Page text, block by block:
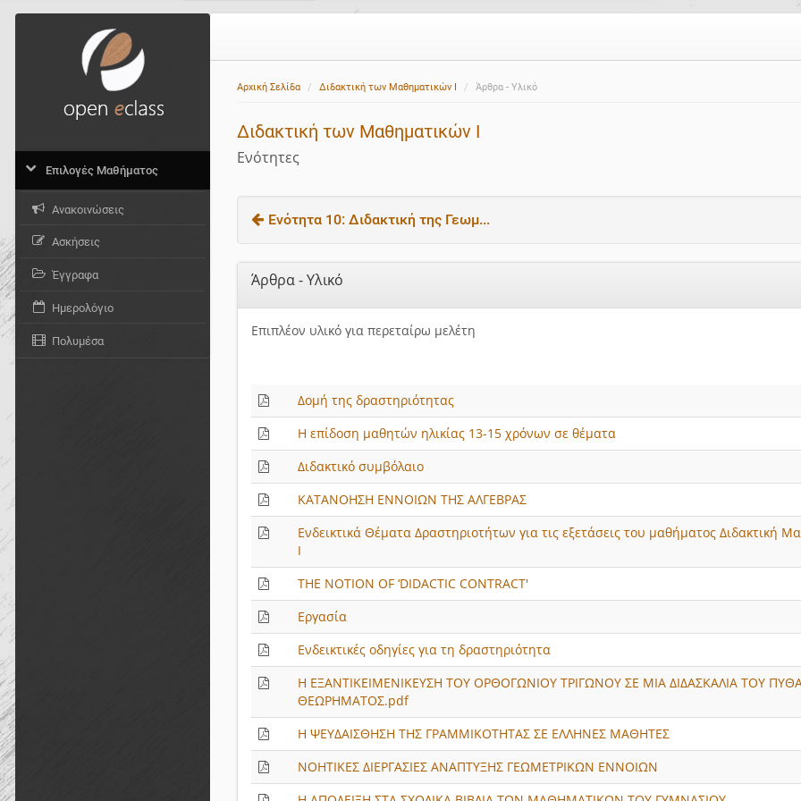
Αρχική Σελίδα Διδακτική των Μαθηματικών Ι Άρθρα - Υλικό
Διδακτική των Μαθηματικών Ι
Ενότητες
Ενότητα 10: Διδακτική της Γεωμ...
Άρθρα - Υλικό
Επιπλέον υλικό για περεταίρω μελέτη
Δομή της δραστηριότητας
Η επίδοση µαθητών ηλικίας 13-15 χρόνων σε θέµατα
Διδακτικό συμβόλαιο
ΚΑΤΑΝΟΗΣΗ ΕΝΝΟΙΩΝ ΤΗΣ ΑΛΓΕΒΡΑΣ
Ενδεικτικά Θέματα Δραστηριοτήτων για τις εξετάσεις του μαθήματος Διδακτική
Ι
THE NOTION OF ‘DIDACTIC CONTRACT'
Εργασία
Ενδεικτικές οδηγίες για τη δραστηριότητα
Η ΕΞΑΝΤΙΚΕΙΜΕΝΙΚΕΥΣΗ ΤΟΥ ΟΡΘΟΓΩΝΙΟΥ ΤΡΙΓΩΝΟΥ ΣΕ ΜΙΑ ∆Ι∆ΑΣΚΑΛΙΑ ΤΟΥ
ΘΕΩΡΗΜΑΤΟΣ.pdf
Η ΨΕΥ∆ΑΙΣΘΗΣΗ ΤΗΣ ΓΡΑΜΜΙΚΟΤΗΤΑΣ ΣΕ ΕΛΛΗΝΕΣ ΜΑΘΗΤΕΣ
ΝΟΗΤΙΚΕΣ ∆ΙΕΡΓΑΣΙΕΣ ΑΝΑΠΤΥΞΗΣ ΓΕΩΜΕΤΡΙΚΩΝ ΕΝΝΟΙΩΝ
Επιλογές Μαθήματος
Ανακοινώσεις
Ασκήσεις
Έγγραφα
Ημερολόγιο
Πολυμέσα